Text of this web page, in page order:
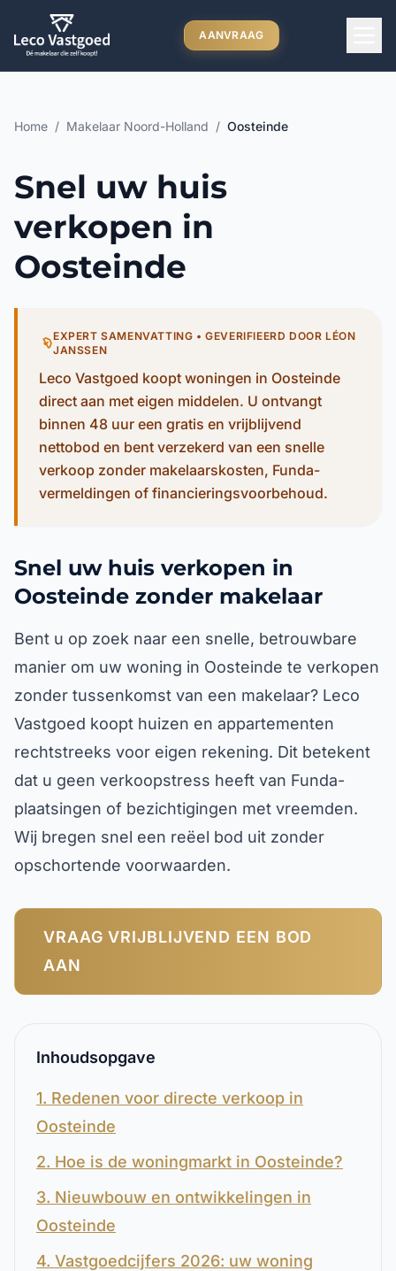
Ga direct naar inhoud
AANVRAAG
Home / Makelaar Noord-Holland / Oosteinde
Snel uw huis
verkopen in
Oosteinde
EXPERT SAMENVATTING • GEVERIFIEERD DOOR LÉON
JANSSEN
Leco Vastgoed koopt woningen in Oosteinde
direct aan met eigen middelen. U ontvangt
binnen 48 uur een gratis en vrijblijvend
nettobod en bent verzekerd van een snelle
verkoop zonder makelaarskosten, Funda-
vermeldingen of financieringsvoorbehoud.
Snel uw huis verkopen in
Oosteinde zonder makelaar
Bent u op zoek naar een snelle, betrouwbare
manier om uw woning in Oosteinde te verkopen
zonder tussenkomst van een makelaar? Leco
Vastgoed koopt huizen en appartementen
rechtstreeks voor eigen rekening. Dit betekent
dat u geen verkoopstress heeft van Funda-
plaatsingen of bezichtigingen met vreemden.
Wij bregen snel een reëel bod uit zonder
opschortende voorwaarden.
VRAAG VRIJBLIJVEND EEN BOD
AAN
Inhoudsopgave
1. Redenen voor directe verkoop in
Oosteinde
2. Hoe is de woningmarkt in Oosteinde?
3. Nieuwbouw en ontwikkelingen in
Oosteinde
4. Vastgoedcijfers 2026: uw woning